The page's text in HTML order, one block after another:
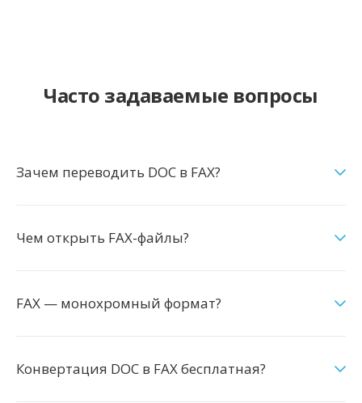
Часто задаваемые вопросы
Зачем переводить DOC в FAX?
Чем открыть FAX-файлы?
FAX — монохромный формат?
Конвертация DOC в FAX бесплатная?